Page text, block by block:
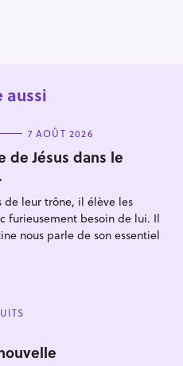
aussi
7 AOÛT 2026
de Jésus dans le
de leur trône, il élève les
furieusement besoin de lui. Il
nous parle de son essentiel